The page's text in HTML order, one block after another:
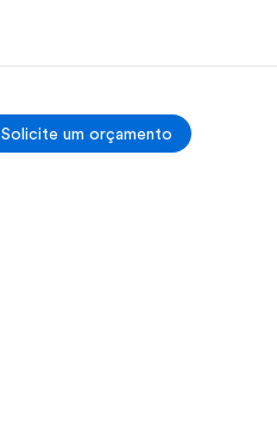
Solicite um orçamento